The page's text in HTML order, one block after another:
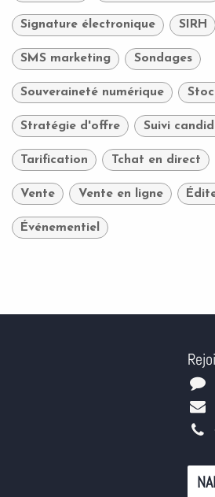
Signature électronique SIRH
SMS marketing Sondages
Souveraineté numérique
Stratégie d'offre Suivi
Tarification Tchat en direct
Vente Vente en ligne
Événementiel